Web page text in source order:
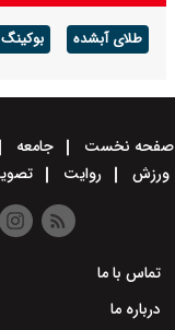
طلای آبشده بوکینگ
صفحه نخست جامعه
ورزش
روایت
تماس با ما
درباره ما